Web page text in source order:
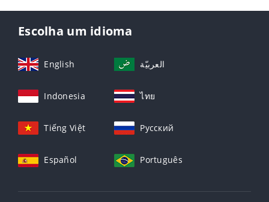
Escolha um idioma
English العربيّة
Indonesia ไทย
Tiếng Việt Русский
Español Português